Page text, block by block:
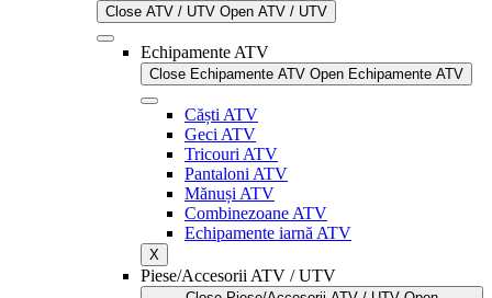
Close ATV / UTV Open ATV / UTV
Echipamente ATV
Close Echipamente ATV Open Echipamente ATV
Căști ATV
Geci ATV
Tricouri ATV
Pantaloni ATV
Mănuși ATV
Combinezoane ATV
Echipamente iarnă ATV
X
Piese/Accesorii ATV / UTV